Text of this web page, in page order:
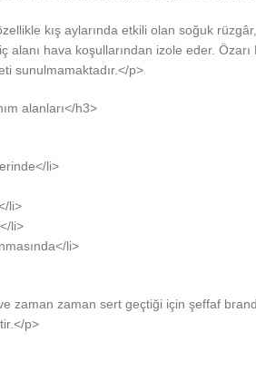
kış aylarında etkili olan soğuk
alanı hava koşullarından izole eder.
sunulmamaktadır.</p>
alanları</h3>
li>
li>
li>
li>
zaman zaman sert geçtiği için şeffaf
p>